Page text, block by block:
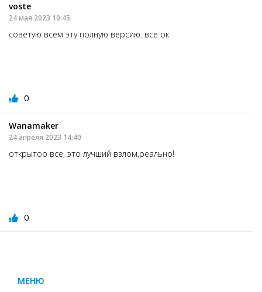
voste
24 мая 2023 10:45
советую всем эту полную версию. все ок
0
Wanamaker
24 апреля 2023 14:40
открытоо все, это лучший взлом,реально!
0
МЕНЮ